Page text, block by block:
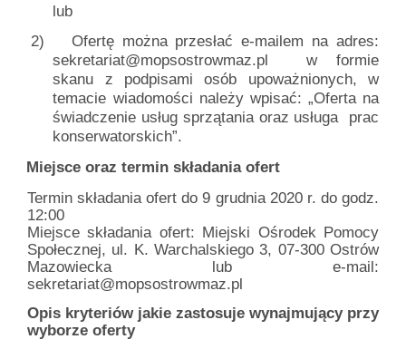
lub
2)
Ofertę można przesłać e-mailem na adres:
sekretariat@mopsostrowmaz.pl
w formie
skanu z podpisami osób upoważnionych, w
temacie wiadomości należy wpisać: „Oferta na
świadczenie usług sprzątania oraz usługa
prac
konserwatorskich”.
Miejsce oraz termin składania ofert
Termin składania ofert do 9 grudnia 2020 r. do godz.
12:00
Miejsce składania ofert: Miejski Ośrodek Pomocy
Społecznej, ul. K. Warchalskiego 3, 07-300 Ostrów
Mazowiecka lub e-mail:
sekretariat@mopsostrowmaz.pl
Opis kryteriów jakie zastosuje wynajmujący przy
wyborze oferty